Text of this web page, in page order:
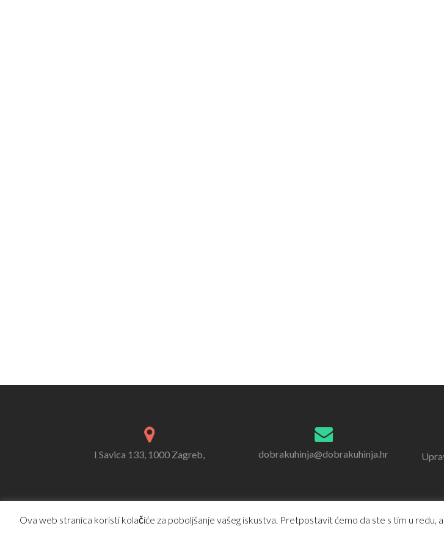
I Savica 133, 1000 Zagreb, dobrakuhinja@dobrakuhinja.hr
Ova web stranica koristi kolačiće za poboljšanje vašeg iskustva. Pretpostavit ćemo da ste s tim u redu,